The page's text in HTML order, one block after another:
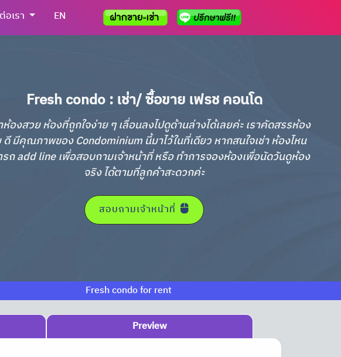
อเรา EN
Fresh condo : เช่า/ ซื้อขาย เฟรช คอนโด
องสวย ห้องที่ถูกใจง่าย ๆ เลื่อนลงไปดูด้านล่างได้เลยค่ะ เราคัดสรรห้อง
ดี มีคุณภาพของ Condominium นี้มาไว้ในที่เดียว หากสนใจเช่า ห้องไหน
ถ add line เพื่อสอบถามเจ้าหน้าที่ หรือ ทำการจองห้องเพื่อนัดวันดูห้อง
จริง ได้ตามที่ลูกค้าสะดวกค่ะ
สอบถามเจ้าหน้าที่
Fresh condo for rent
Preview